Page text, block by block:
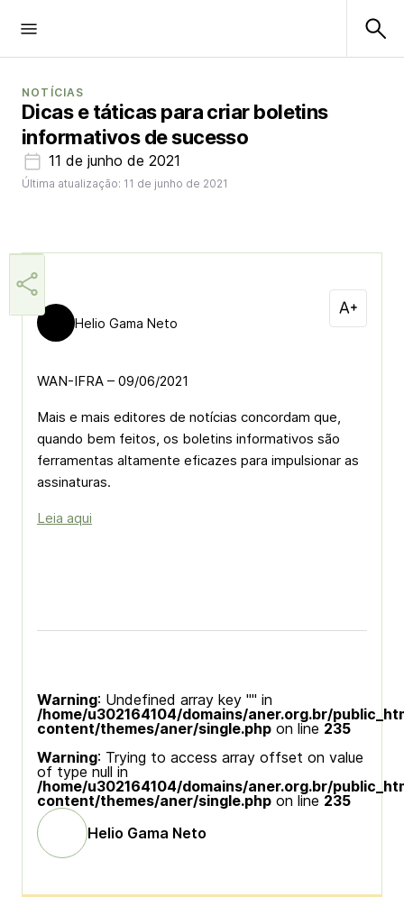
NOTÍCIAS
Dicas e táticas para criar boletins
informativos de sucesso
11 de junho de 2021
Última atualização: 11 de junho de 2021
Helio Gama Neto
WAN-IFRA – 09/06/2021
Mais e mais editores de notícias concordam que,
quando bem feitos, os boletins informativos são
ferramentas altamente eficazes para impulsionar as
assinaturas.
Leia aqui
Warning: Undefined array key "" in
/home/u302164104/domains/aner.org.br/
content/themes/aner/single.php on line 235
Warning: Trying to access array offset on value
of type null in
/home/u302164104/domains/aner.org.br/
content/themes/aner/single.php on line 235
Helio Gama Neto